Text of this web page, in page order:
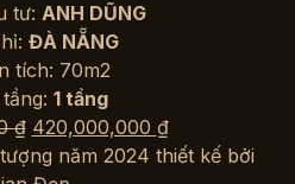
tư: ANH DŨNG
ĐÀ NẴNG
tích: 70m2
1 tầng
₫ Giá
gốc
420,000,000 ₫Giá
hiện